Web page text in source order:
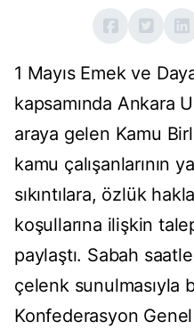
1 Mayıs Emek ve
kapsamında Ankara
araya gelen Kamu
kamu çalışanlarının
sıkıntılara, özlük
koşullarına ilişkin
paylaştı. Sabah
çelenk sunulmasıyla
Konfederasyon Genel